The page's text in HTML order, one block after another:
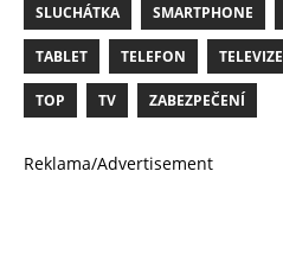
SLUCHÁTKA SMARTPHONE
TABLET TELEFON TELEVIZE
TOP TV ZABEZPEČENÍ
Reklama/Advertisement